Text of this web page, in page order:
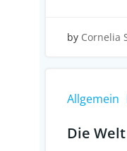
by Cornelia
Allgemein
Die